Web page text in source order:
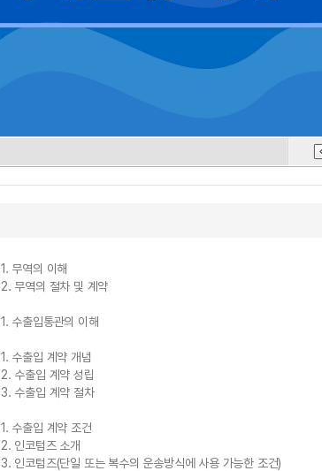
1. 무역의 이해
2. 무역의 절차 및 계약
1. 수출입통관의 이해
1. 수출입 계약 개념
2. 수출입 계약 성립
3. 수출입 계약 절차
1. 수출입 계약 조건
2. 인코텀즈 소개
3. 인코텀즈(단일 또는 복수의 운송방식에 사용 가능한 조건)